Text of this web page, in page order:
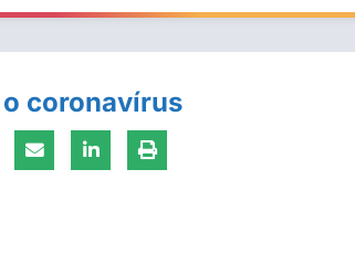
coronavírus